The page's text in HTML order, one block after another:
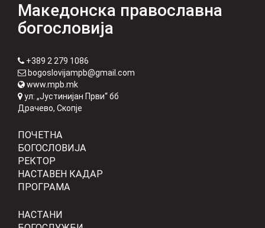
Македонска православна
богословија
+389 2 279 1086
bogoslovijampb@gmail.com
www.mpb.mk
ул: „Јустинијан Први“ бб
Драчево, Скопје
ПОЧЕТНА
БОГОСЛОВИЈА
РЕКТОР
НАСТАВЕН КАДАР
ПРОГРАМА
НАСТАНИ